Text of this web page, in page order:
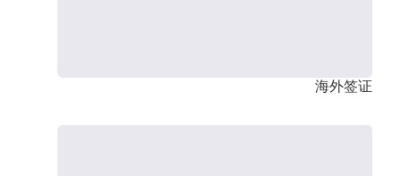
海外签证